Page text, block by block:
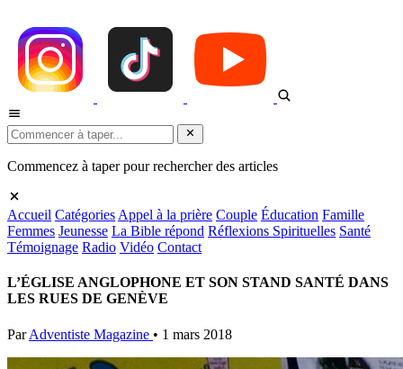
Commencez à taper pour rechercher des articles
Accueil Catégories Appel à la prière Couple Éducation Famille
Femmes Jeunesse La Bible répond Réflexions Spirituelles Santé
Témoignage Radio Vidéo Contact
L’ÉGLISE ANGLOPHONE ET SON STAND SANTÉ DANS
LES RUES DE GENÈVE
Par Adventiste Magazine • 1 mars 2018